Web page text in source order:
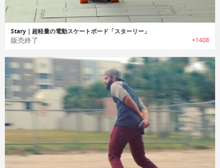
Stary｜超軽量の電動スケートボード「スターリー」
販売終了 +1408